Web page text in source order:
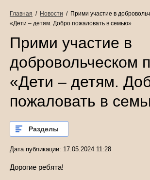
Главная
  /
Новости
/  Прими участие в
«Дети – детям. Добро пожаловать в семью»
Прими участие в
добровольческом
«Дети – детям.
пожаловать в
Разделы
Дата публикации: 17.05.2024 11:28
Дорогие ребята!